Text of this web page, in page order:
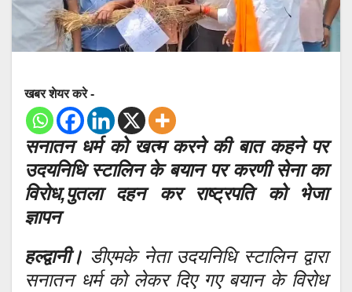
खबर शेयर करे -
सनातन धर्म को खत्म करने की बात कहने पर
उदयनिधि स्टालिन के बयान पर करणी सेना का
विरोध,पुतला दहन कर राष्ट्रपति को भेजा
ज्ञापन
हल्द्वानी। डीएमके नेता उदयनिधि स्टालिन द्वारा
सनातन धर्म को लेकर दिए गए बयान के विरोध